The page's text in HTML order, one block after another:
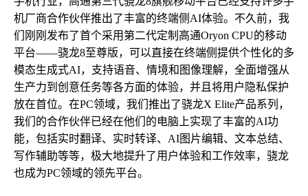
机厂商合作伙伴推出了丰富的终端侧AI体验。不久前，我
们刚刚发布了首个采用第二代定制高通Oryon CPU的移动
平台——骁龙8至尊版，可以直接在终端侧提供个性化的多
模态生成式AI，支持语音、情境和图像理解，全面增强从
生产力到创意任务等各方面的体验，并且将用户隐私保护
放在首位。在PC领域，我们推出了骁龙X Elite产品系列，
我们的合作伙伴已经在他们的电脑上实现了丰富的AI功
能，包括实时翻译、实时转译、AI图片编辑、文本总结、
写作辅助等等，极大地提升了用户体验和工作效率，骁龙
也成为PC领域的领先平台。